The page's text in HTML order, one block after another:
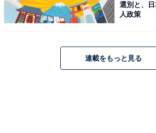
イトブルー、クリアポーチ2個セット（
ン、ライトブルー）、7色巾着 パステ
ャル（グリーン×ブラウン）
選別と、
人政策
連載をもっと見る